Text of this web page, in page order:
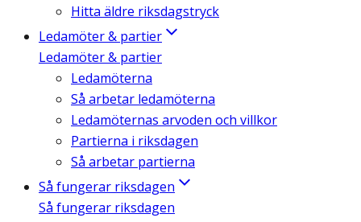
Hitta äldre riksdagstryck
Ledamöter & partier
Ledamöter & partier
Ledamöterna
Så arbetar ledamöterna
Ledamöternas arvoden och villkor
Partierna i riksdagen
Så arbetar partierna
Så fungerar riksdagen
Så fungerar riksdagen